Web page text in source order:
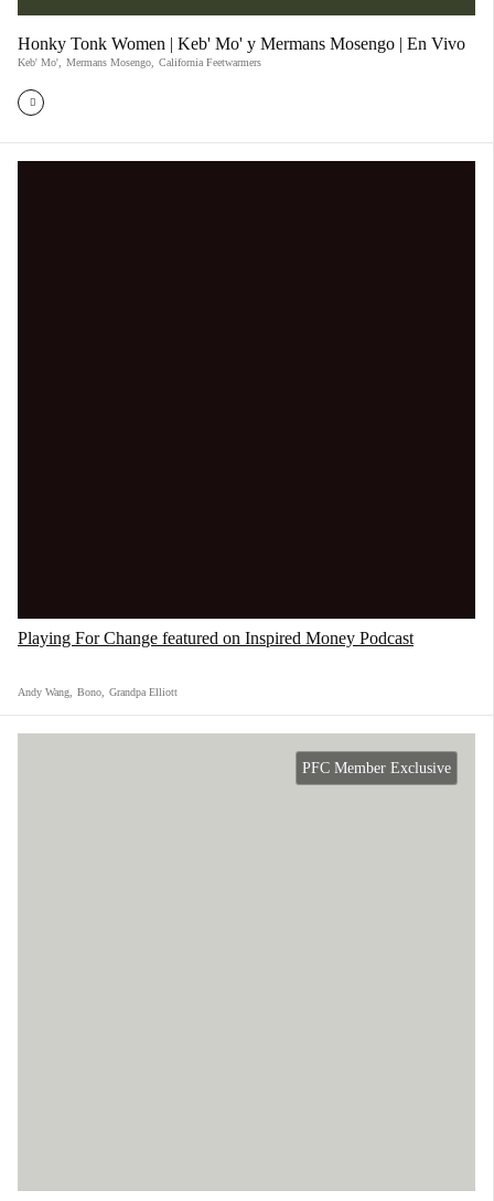
Honky Tonk Women | Keb' Mo' y Mermans Mosengo | En Vivo
Keb' Mo' Mermans Mosengo California Feetwarmers
Playing For Change featured on Inspired Money Podcast
Andy Wang Bono Grandpa Elliott
PFC Member Exclusive